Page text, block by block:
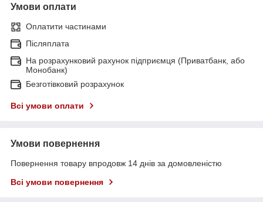
Умови оплати
Оплатити частинами
Післяплата
На розрахунковий рахунок підприємця (Приватбанк, або
Монобанк)
Безготівковий розрахунок
Всі умови оплати
Умови повернення
Повернення товару впродовж 14 днів за домовленістю
Всі умови повернення